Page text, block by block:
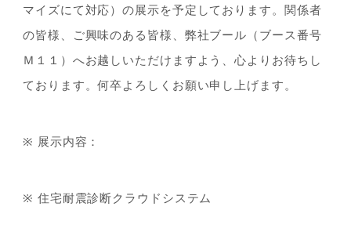
マイズにて対応）の展示を予定しております。関係者
の皆様、ご興味のある皆様、弊社ブール（ブース番号
Ｍ１１）へお越しいただけますよう、心よりお待ちし
ております。何卒よろしくお願い申し上げます。
※ 展示内容：
※ 住宅耐震診断クラウドシステム